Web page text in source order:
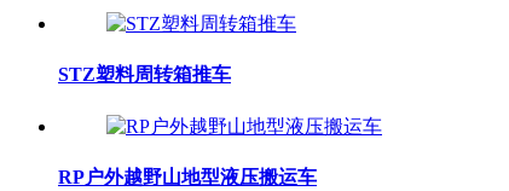
STZ塑料周转箱推车
RP户外越野山地型液压搬运车